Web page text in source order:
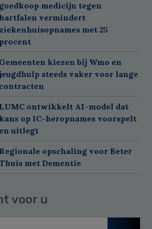
goedkoop medicijn tegen
hartfalen vermindert
ziekenhuisopnames met 25
procent
Gemeenten kiezen bij Wmo en
jeugdhulp steeds vaker voor lange
contracten
LUMC ontwikkelt AI-model dat
kans op IC-heropnames voorspelt
en uitlegt
Regionale opschaling voor Beter
Thuis met Dementie
voor u